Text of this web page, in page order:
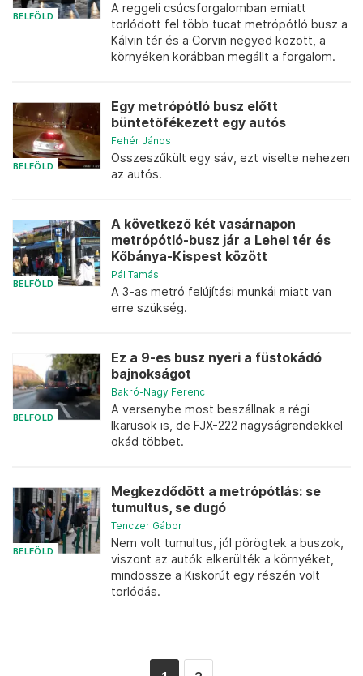
BELFÖLD
A reggeli csúcsforgalomban emiatt
torlódott fel több tucat metrópótló busz a
Kálvin tér és a Corvin negyed között, a
környéken korábban megállt a forgalom.
BELFÖLD
Egy metrópótló busz előtt
büntetőfékezett egy autós
Fehér János
Összeszűkült egy sáv, ezt viselte nehezen
az autós.
BELFÖLD
A következő két vasárnapon
metrópótló-busz jár a Lehel tér és
Kőbánya-Kispest között
Pál Tamás
A 3-as metró felújítási munkái miatt van
erre szükség.
BELFÖLD
Ez a 9-es busz nyeri a füstokádó
bajnokságot
Bakró-Nagy Ferenc
A versenybe most beszállnak a régi
Ikarusok is, de FJX-222 nagyságrendekkel
okád többet.
BELFÖLD
Megkezdődött a metrópótlás: se
tumultus, se dugó
Tenczer Gábor
Nem volt tumultus, jól pörögtek a buszok,
viszont az autók elkerülték a környéket,
mindössze a Kiskörút egy részén volt
torlódás.